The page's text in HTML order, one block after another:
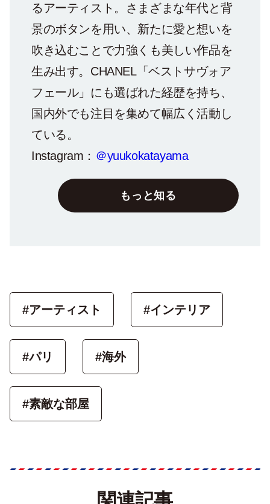
るアーティスト。さまざまな年代と背
景のボタンを用い、新たに愛と想いを
吹き込むことで力強くも美しい作品を
生み出す。CHANEL「ベストサヴォア
フェール」にも選ばれた経歴を持ち、
国内外でも注目を集めて幅広く活動し
ている。
Instagram： ＠yuukokatayama
もっと知る
#アーティスト #インテリア
#パリ #海外
#素敵な部屋